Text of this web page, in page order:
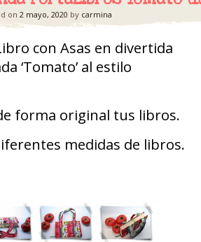
on 2 mayo, 2020 by carmina
con Asas en divertida
‘Tomato’ al estilo
forma original tus libros.
medidas de libros.